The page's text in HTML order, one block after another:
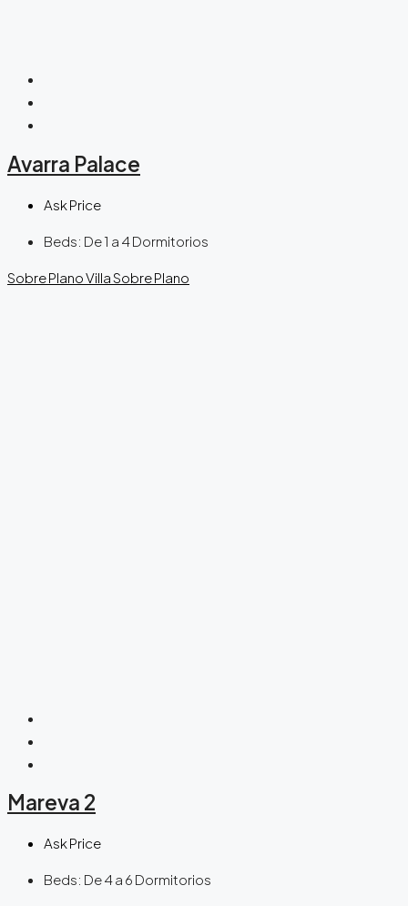
Avarra Palace
Ask Price
Beds: De 1 a 4 Dormitorios
Sobre PlanoVillaSobre Plano
Mareva 2
Ask Price
Beds: De 4 a 6 Dormitorios